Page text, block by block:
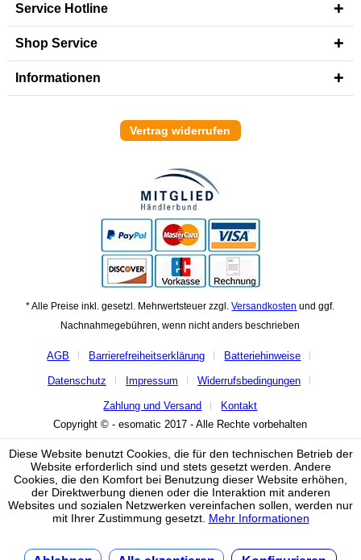
Service Hotline
Shop Service
Informationen
Vertrag widerrufen
* Alle Preise inkl. gesetzl. Mehrwertsteuer zzgl.Versandkosten und ggf.
Nachnahmegebühren, wenn nicht anders beschrieben
AGB Barrierefreiheitserklärung Batteriehinweise
Datenschutz Impressum Widerrufsbedingungen
Zahlung und Versand
Kontakt
Copyright © - esomatic 2017 - Alle Rechte vorbehalten
Diese Website benutzt Cookies, die für den technischen Betrieb der
Website erforderlich sind und stets gesetzt werden. Andere
Cookies, die den Komfort bei Benutzung dieser Website erhöhen,
der Direktwerbung dienen oder die Interaktion mit anderen
Websites und sozialen Netzwerken vereinfachen sollen, werden nur
mit Ihrer Zustimmung gesetzt. Mehr Informationen